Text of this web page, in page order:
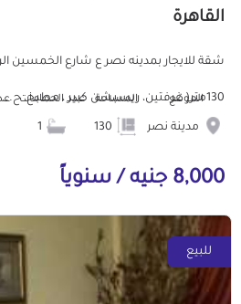
القاهرة
شقة للايجار بمدينه نصر ع شارع الخمسين
130متر( غرفتين، ريسبشن كبير ، مطبخ، ح... الموقع
مدينة نصر
المساحة عدد الحمامات
8,000 جنيه / سنوياً
للبيع